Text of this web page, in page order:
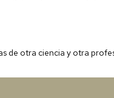
de otra ciencia y otra